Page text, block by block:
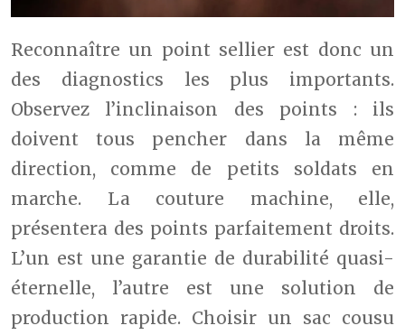
Reconnaître un point sellier est donc un
des diagnostics les plus importants.
Observez l’inclinaison des points : ils
doivent tous pencher dans la même
direction, comme de petits soldats en
marche. La couture machine, elle,
présentera des points parfaitement droits.
L’un est une garantie de durabilité quasi-
éternelle, l’autre est une solution de
production rapide. Choisir un sac cousu